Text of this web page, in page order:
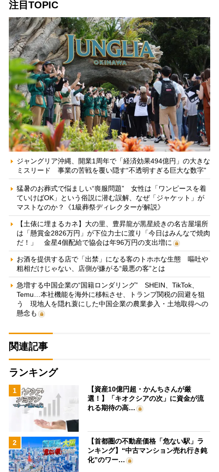
注目TOPIC
ジャングリア沖縄、開業1周年で「経済効果494億円」の大きな
ミスリード 事業の苦戦を覆い隠す“不透明すぎる巨大な数字”
猛暑のお葬式で悩ましい“喪服問題” 女性は「ワンピースを着
ていけばOK」という俗説に潜む誤解、なぜ「ジャケット」が
マストなのか？《1級葬祭ディレクターが解説》
【土俵に埋まるカネ】大の里、豊昇龍が黒星続きの名古屋場所
は「懸賞金2826万円」が下位力士に渡り「今日はみんなで焼肉
だ！」 金星4個配給で協会は年96万円の支出増に
お酒を提供する店で「出禁」になる客のトホホな生態 嘔吐や
粗相だけじゃない、店側が嫌がる“最悪の客”とは
急増する中国企業の“国籍ロンダリング” SHEIN、TikTok、
Temu…本社機能を海外に移転させ、トランプ関税の回避を狙
う 現地人を隠れ蓑にした中国企業の農業参入・土地取得への
懸念も
関連記事
ランキング
1
【資産10億円超・かんちさんが厳
選！】「キオクシアの次」に資金が流
れる期待の高…
2
【首都圏の不動産価格「危ない駅」ラ
ンキング】“中古マンション売れ行き鈍
化”のワー…